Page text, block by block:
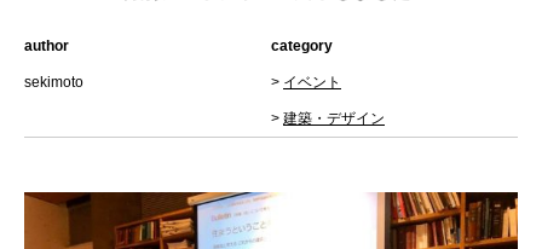
author
sekimoto
category
> イベント
> 建築・デザイン